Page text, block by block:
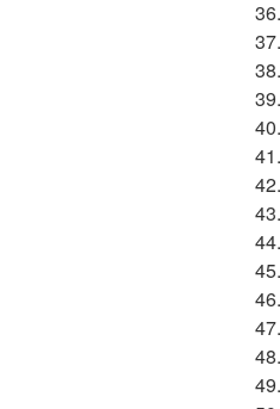
36.
37.
38.
39.
40.
41.
42.
43.
44.
45.
46.
47.
48.
49.